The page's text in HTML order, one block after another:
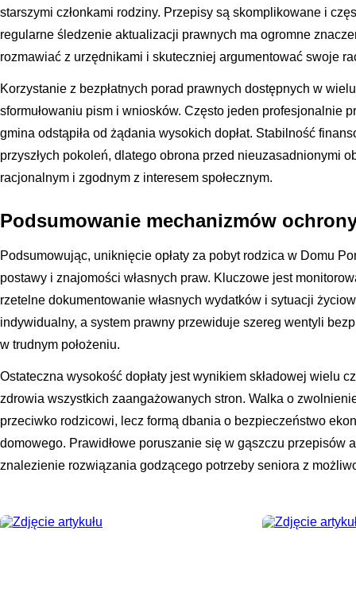
starszymi członkami rodziny. Przepisy są skomplikowane i
regularne śledzenie aktualizacji prawnych ma ogromne
rozmawiać z urzędnikami i skuteczniej argumentować swoje
Korzystanie z bezpłatnych porad prawnych dostępnych w
sformułowaniu pism i wniosków. Często jeden profesjonalnie
gmina odstąpiła od żądania wysokich dopłat. Stabilność
przyszłych pokoleń, dlatego obrona przed nieuzasadnionymi
racjonalnym i zgodnym z interesem społecznym.
Podsumowanie mechanizmów
Podsumowując, uniknięcie opłaty za pobyt rodzica w Domu
postawy i znajomości własnych praw. Kluczowe jest
rzetelne dokumentowanie własnych wydatków i sytuacji
indywidualny, a system prawny przewiduje szereg wentyli
w trudnym położeniu.
Ostateczna wysokość dopłaty jest wynikiem składowej wielu
zdrowia wszystkich zaangażowanych stron. Walka o
przeciwko rodzicowi, lecz formą dbania o bezpieczeństwo
domowego. Prawidłowe poruszanie się w gąszczu przepisów
znalezienie rozwiązania godzącego potrzeby seniora z